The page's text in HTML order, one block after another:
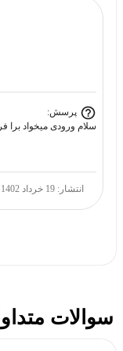
پرسش:
سلام ورودی میخواد برا
انتشار: 19 خرداد 1402
سوالات